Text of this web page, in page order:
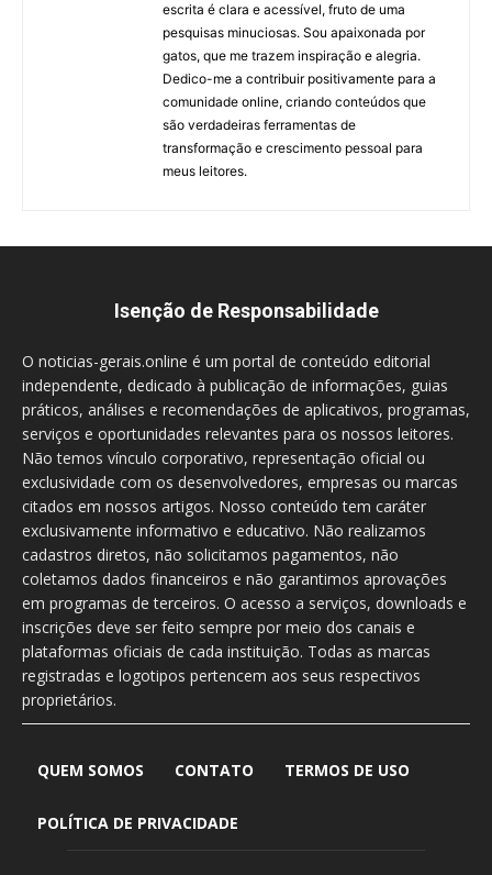
escrita é clara e acessível, fruto de uma
pesquisas minuciosas. Sou apaixonada por
gatos, que me trazem inspiração e alegria.
Dedico-me a contribuir positivamente para a
comunidade online, criando conteúdos que
são verdadeiras ferramentas de
transformação e crescimento pessoal para
meus leitores.
Isenção de Responsabilidade
O noticias-gerais.online é um portal de conteúdo editorial
independente, dedicado à publicação de informações, guias
práticos, análises e recomendações de aplicativos, programas,
serviços e oportunidades relevantes para os nossos leitores.
Não temos vínculo corporativo, representação oficial ou
exclusividade com os desenvolvedores, empresas ou marcas
citados em nossos artigos. Nosso conteúdo tem caráter
exclusivamente informativo e educativo. Não realizamos
cadastros diretos, não solicitamos pagamentos, não
coletamos dados financeiros e não garantimos aprovações
em programas de terceiros. O acesso a serviços, downloads e
inscrições deve ser feito sempre por meio dos canais e
plataformas oficiais de cada instituição. Todas as marcas
registradas e logotipos pertencem aos seus respectivos
proprietários.
QUEM SOMOS CONTATO TERMOS DE USO
POLÍTICA DE PRIVACIDADE